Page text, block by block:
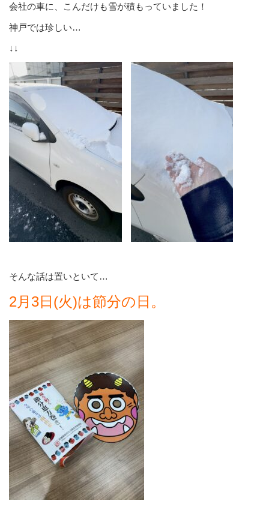
会社の車に、こんだけも雪が積もっていました！
神戸では珍しい…
↓↓
そんな話は置いといて…
2月3日(火)は節分の日。